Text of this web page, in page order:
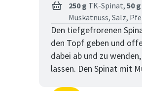
250 g TK-Spinat, 50 g
Muskatnuss, Salz,
Den tiefgefrorenen
den Topf geben und
dabei ab und zu
lassen. Den Spinat mit